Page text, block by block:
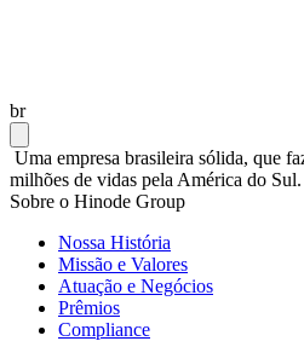
br
Uma empresa brasileira sólida, que
milhões de vidas pela América do Sul.
Sobre o Hinode Group
Nossa História
Missão e Valores
Atuação e Negócios
Prêmios
Compliance